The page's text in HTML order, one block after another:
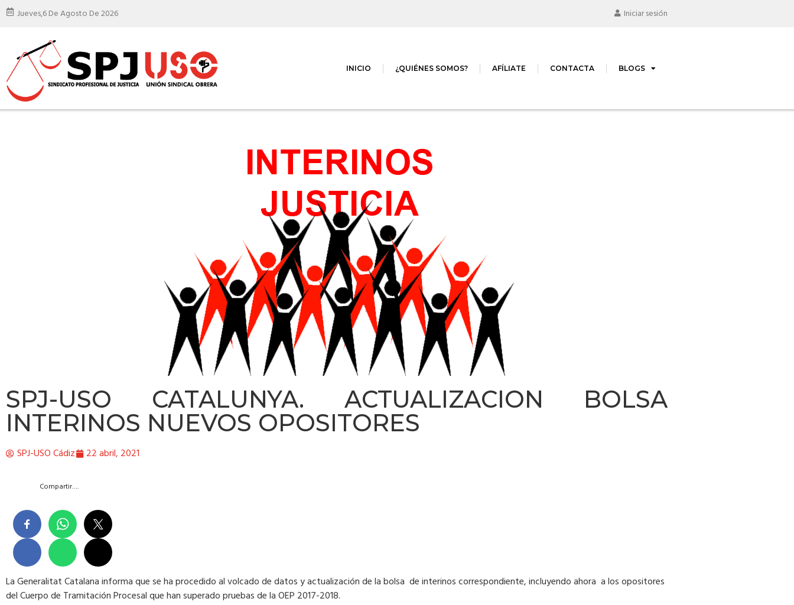
Jueves,6 De Agosto De 2026 Iniciar sesión
INICIO ¿QUIÉNES SOMOS? AFÍLIATE CONTACTA BLOGS
SPJ-USO CATALUNYA. ACTUALIZACION BOLSA
INTERINOS NUEVOS OPOSITORES
SPJ-USO Cádiz 22 abril, 2021
Compartir….
La Generalitat Catalana informa que se ha procedido al volcado de datos y actualización de la bolsa de interinos correspondiente, incluyendo ahora a los opositores
del Cuerpo de Tramitación Procesal que han superado pruebas de la OEP 2017-2018.